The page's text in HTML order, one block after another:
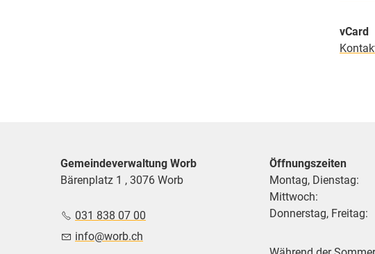
vCard
Gemeindeverwaltung Worb
Bärenplatz 1 , 3076 Worb
031 838 07 00
nf
w rb ch
Öffnungszeiten
Montag, Dienstag:
Mittwoch:
Donnerstag, Freitag: